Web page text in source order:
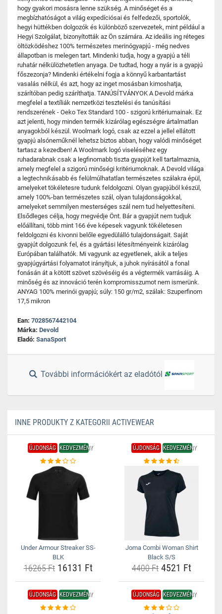
hogy gyakori mosásra lenne szükség. A minőséget és a
megbízhatóságot a világ expedíciósai és felfedezői, sportolók,
hegyi hüttékben dolgozók és különböző szervezetek, mint például a
Hegyi Szolgálat, bizonyították az Ön számára. Az ideális ing réteges
öltözködéshez 100% természetes merinógyapjú - még nedves
állapotban is melegen tart. Mindenki tudja, hogy a gyapjú a téli
ruhatár nélkülözhetetlen anyaga. De tudtad, hogy a nyár is a gyapjú
főszezonja? Mindenki értékelni fogja a könnyű karbantartást
vasalás nélkül, és azt, hogy az inget mosásban kimoshatja,
szárítóban pedig száríthatja. TANÚSÍTVÁNYOK A Devold márka
megfelel a textíliák nemzetközi tesztelési és tanúsítási
rendszerének - Oeko Tex Standard 100 - szigorú kritériumainak. Ez
azt jelenti, hogy minden termék kizárólag egészségre ártalmatlan
anyagokból készül. Woolmark logó, csak az ezzel a jellel ellátott
gyapjú alsóneműknél lehetsz biztos abban, hogy valódi minőséget
tartasz a kezedben! A Woolmark logó viseléséhez egy
ruhadarabnak csak a legfinomabb tiszta gyapjút kell tartalmaznia,
amely megfelel a szigorú minőségi kritériumoknak. A Devold világa
a legtechnikásabb és felülmúlhatatlan természetes szálakra épül,
amelyeket tökéletesre tudunk feldolgozni. Olyan gyapjúból készül,
amely 100%-ban természetes szál, olyan tulajdonságokkal,
amelyeket semmilyen mesterséges szál nem tud helyettesíteni.
Elsődleges célja, hogy megvédje Önt. Bár a gyapjút nem tudjuk
előállítani, több mint 166 éve képesek vagyunk tökéletesen
feldolgozni és kivonni belőle egyedülálló tulajdonságait. Saját
gyapjút dolgozunk fel, és a gyártási létesítményeink kizárólag
Európában találhatók. Mi vagyunk az egyetlenek, akik a teljes
gyapjúgyártási folyamatot irányítjuk, a juhok nyírásától a fonal
fonásán át a kötött szövet szövéséig és a végtermék varrásáig. A
minőség és az innováció terén kompromisszumot nem ismerünk.
ANYAG 100% merinói gyapjú; súly: 150 gr/m2, szálak: Szuperfinom
17,5 mikron
Ean: 7028567442104
Márka: Devold
Eladó: SanaSport
További információkért az eladótól
INNE PRODUKTY Z KATEGORII ACTIVEWEAR
ÚJDONSÁG KEDVEZMÉNY
Under Armour Streaker SS-
BLK
16265 Ft16131 Ft
ÚJDONSÁG KEDVEZMÉNY
Joma Combi Woman Shirt
Black S/S
4400 Ft 4521 Ft
ÚJDONSÁG KEDVEZMÉNY ÚJDONSÁG KEDVEZMÉNY